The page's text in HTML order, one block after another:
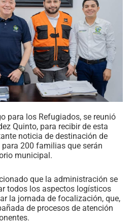
para los Refugiados, se reunió
Quinto, para recibir de esta
noticia de destinación de
200 familias que serán
municipal.
que la administración se
todos los aspectos logísticos
la jornada de focalización, que,
de procesos de atención